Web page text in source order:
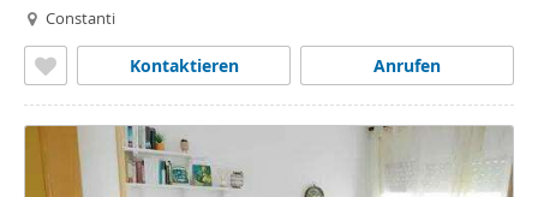
Constanti
Anrufen
Kontaktieren